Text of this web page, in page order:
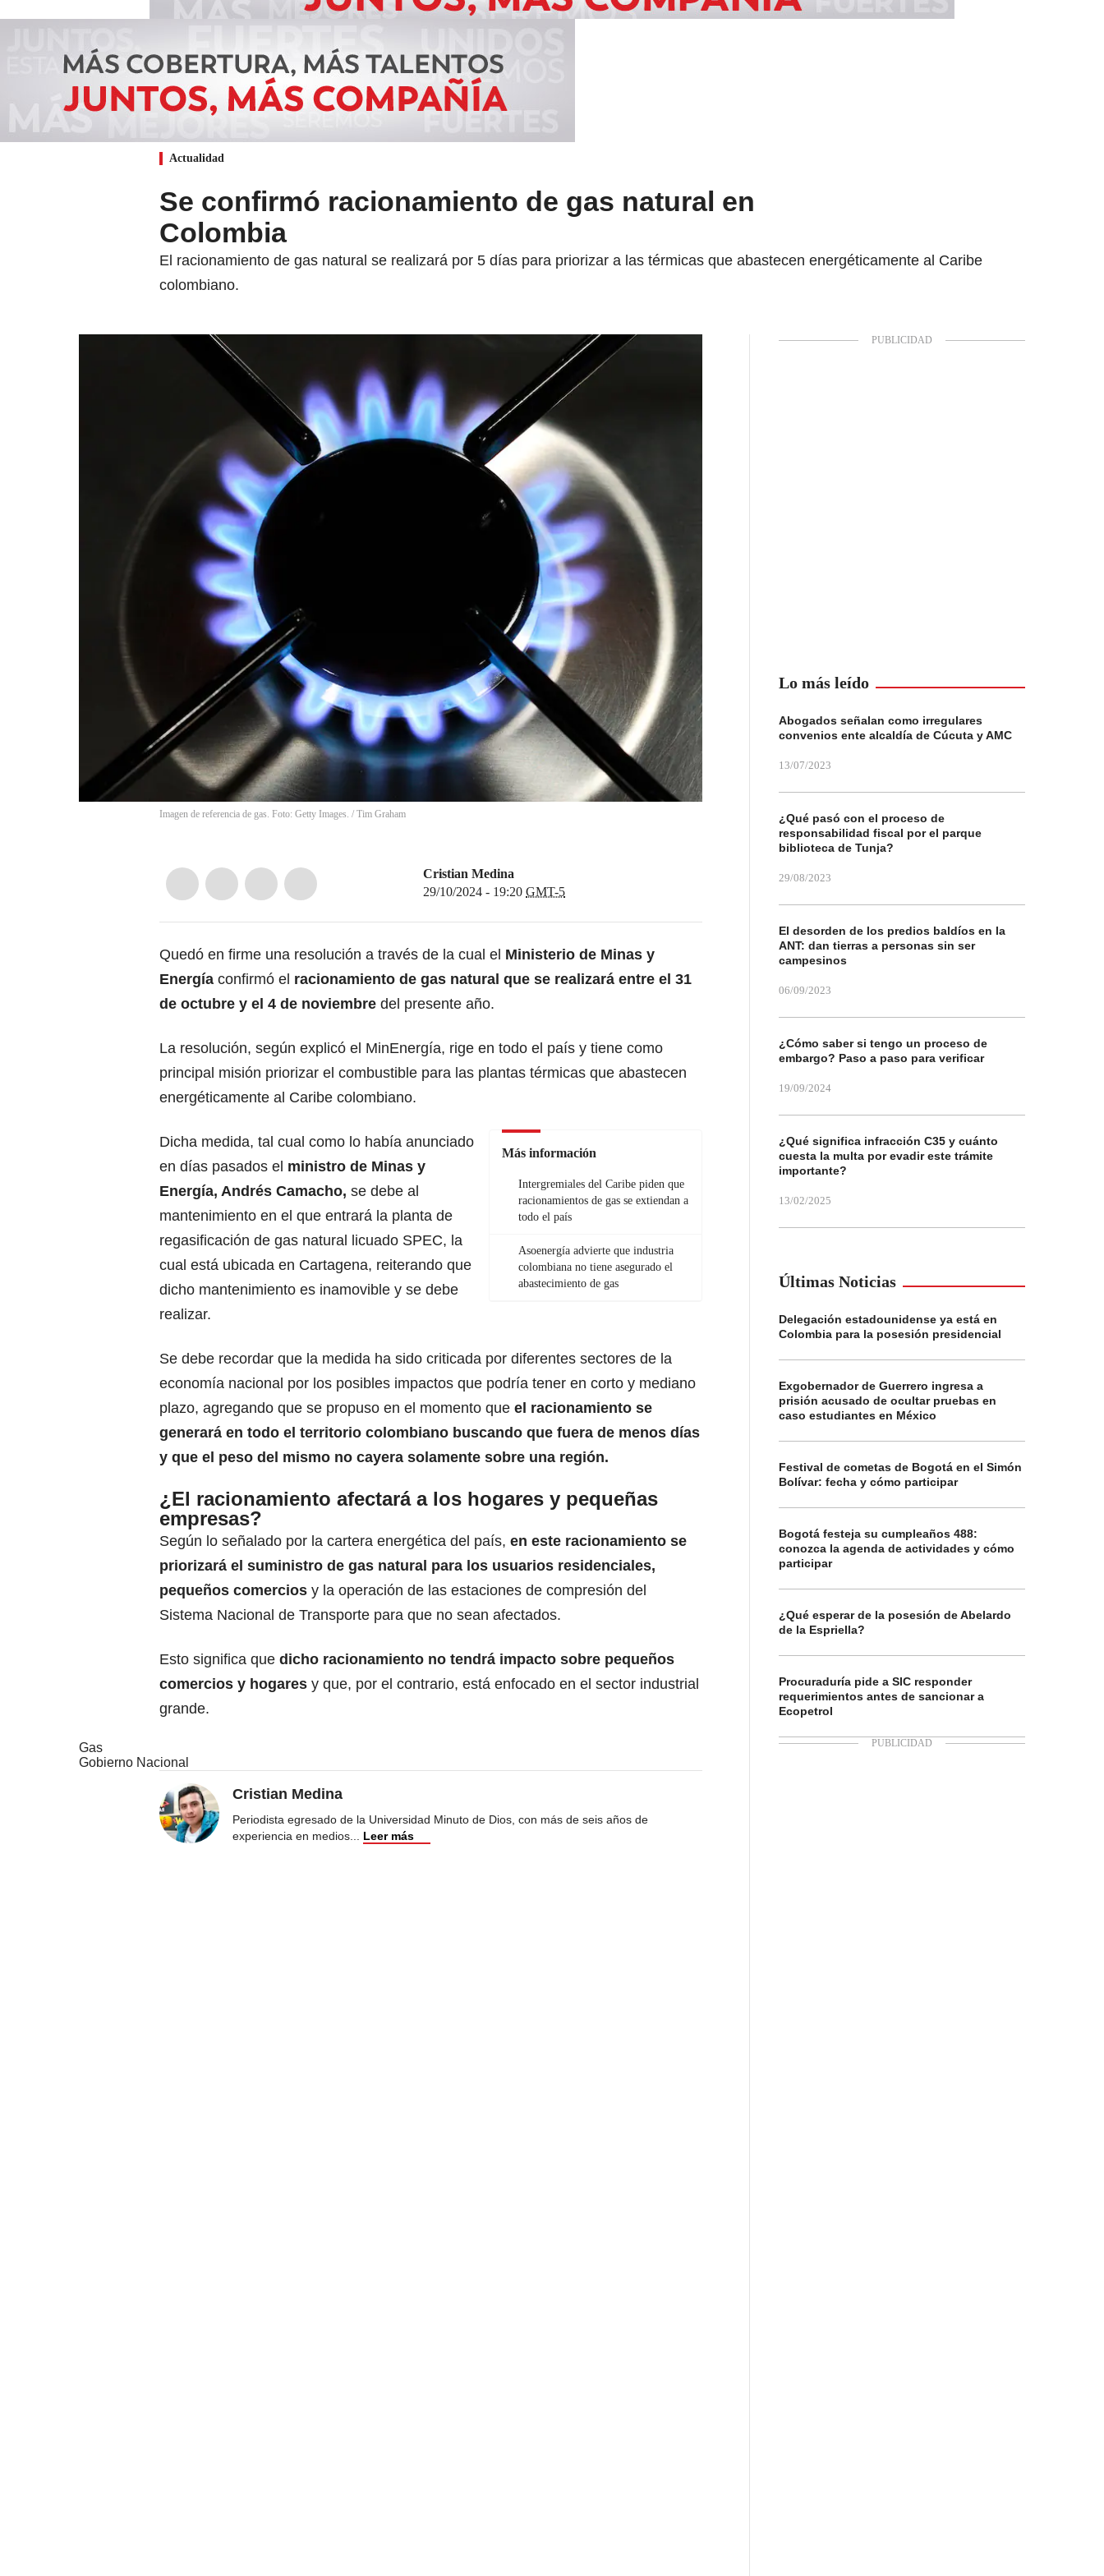
Actualidad
Se confirmó racionamiento de gas natural en
Colombia
El racionamiento de gas natural se realizará por 5 días para priorizar a las térmicas que abastecen energéticamente al Caribe
colombiano.
Imagen de referencia de gas. Foto: Getty Images. / Tim Graham
Cristian Medina
29/10/2024 - 19:20 GMT-5
Quedó en firme una resolución a través de la cual el Ministerio de Minas y
Energía confirmó el racionamiento de gas natural que se realizará entre el 31
de octubre y el 4 de noviembre del presente año.
La resolución, según explicó el MinEnergía, rige en todo el país y tiene como
principal misión priorizar el combustible para las plantas térmicas que abastecen
energéticamente al Caribe colombiano.
Más información
Intergremiales del Caribe piden que
racionamientos de gas se extiendan a
todo el país
Asoenergía advierte que industria
colombiana no tiene asegurado el
abastecimiento de gas
Dicha medida, tal cual como lo había anunciado
en días pasados el ministro de Minas y
Energía, Andrés Camacho, se debe al
mantenimiento en el que entrará la planta de
regasificación de gas natural licuado SPEC, la
cual está ubicada en Cartagena, reiterando que
dicho mantenimiento es inamovible y se debe
realizar.
Se debe recordar que la medida ha sido criticada por diferentes sectores de la
economía nacional por los posibles impactos que podría tener en corto y mediano
plazo, agregando que se propuso en el momento que el racionamiento se
generará en todo el territorio colombiano buscando que fuera de menos días
y que el peso del mismo no cayera solamente sobre una región.
¿El racionamiento afectará a los hogares y pequeñas
empresas?
Según lo señalado por la cartera energética del país, en este racionamiento se
priorizará el suministro de gas natural para los usuarios residenciales,
pequeños comercios y la operación de las estaciones de compresión del
Sistema Nacional de Transporte para que no sean afectados.
Esto significa que dicho racionamiento no tendrá impacto sobre pequeños
comercios y hogares y que, por el contrario, está enfocado en el sector industrial
grande.
Gas
Gobierno Nacional
Cristian Medina
Periodista egresado de la Universidad Minuto de Dios, con más de seis años de
experiencia en medios... Leer más
Lo más leído
Abogados señalan como irregulares
convenios ente alcaldía de Cúcuta y AMC
13/07/2023
¿Qué pasó con el proceso de
responsabilidad fiscal por el parque
biblioteca de Tunja?
29/08/2023
El desorden de los predios baldíos en la
ANT: dan tierras a personas sin ser
campesinos
06/09/2023
¿Cómo saber si tengo un proceso de
embargo? Paso a paso para verificar
19/09/2024
¿Qué significa infracción C35 y cuánto
cuesta la multa por evadir este trámite
importante?
13/02/2025
Últimas Noticias
Delegación estadounidense ya está en
Colombia para la posesión presidencial
Exgobernador de Guerrero ingresa a
prisión acusado de ocultar pruebas en
caso estudiantes en México
Festival de cometas de Bogotá en el Simón
Bolívar: fecha y cómo participar
Bogotá festeja su cumpleaños 488:
conozca la agenda de actividades y cómo
participar
¿Qué esperar de la posesión de Abelardo
de la Espriella?
Procuraduría pide a SIC responder
requerimientos antes de sancionar a
Ecopetrol